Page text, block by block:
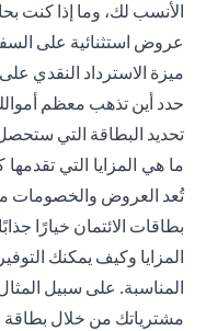
الأنسب لك، وما إذا كنت
عروض استثنائية على
ميزة الاسترداد النقدي
حدد أين تذهب معظم
تحديد البطاقة التي
ما هي المزايا التي تقدمها
تُعد العروض والخصومات من
بطاقات الائتمان خيارًا
المزايا وكيف يمكنك
المناسبة. على سبيل
مشترياتك من خلال بطاقة